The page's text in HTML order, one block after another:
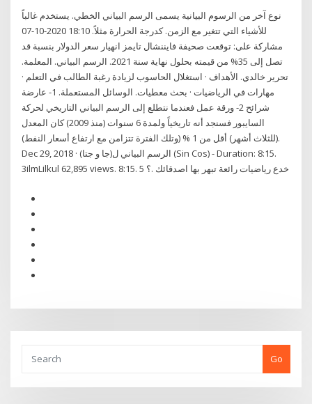
نوع آخر من الرسوم البيانية يسمى الرسم البياني الخطي. يستخدم غالباً
للأشياء التي تتغير مع الزمن. كدرجة الحرارة مثلاً. 18:10 2020-10-07
مشاركة على: توقعت صحيفة فايننشال تايمز انهيار سعر الدولار بنسبة قد
تصل إلى 35% من قيمته بحلول نهاية سنة 2021. الرسم البياني. المعلمة.
تحرير خالدي. الأهداف · استغلال الحاسوب لزيادة رغبة الطالب في التعلم ·
مهارات في الرياضيات · بحث معطيات. الوسائل المستعملة. 1- عارضة
شرائح 2- ورقة عمل فعندما نتطلع إلى الرسم البياني التاريخي لحركة
السايبور فسنجد أنه تاريخياً ولمدة 6 سنوات (منذ 2009) كان المعدل
(للثلاث أشهر) أقل من 1 % (وتلك الفترة تتزامن مع ارتفاع أسعار النفط).
Dec 29, 2018 · الرسم البياني ل(جا و جتا) (Sin Cos) - Duration: 8:15.
3ilmLilkul 62,895 views. 8:15. 5 خدع رياضيات رائعة تبهر بها اصدقائك .؟
Go